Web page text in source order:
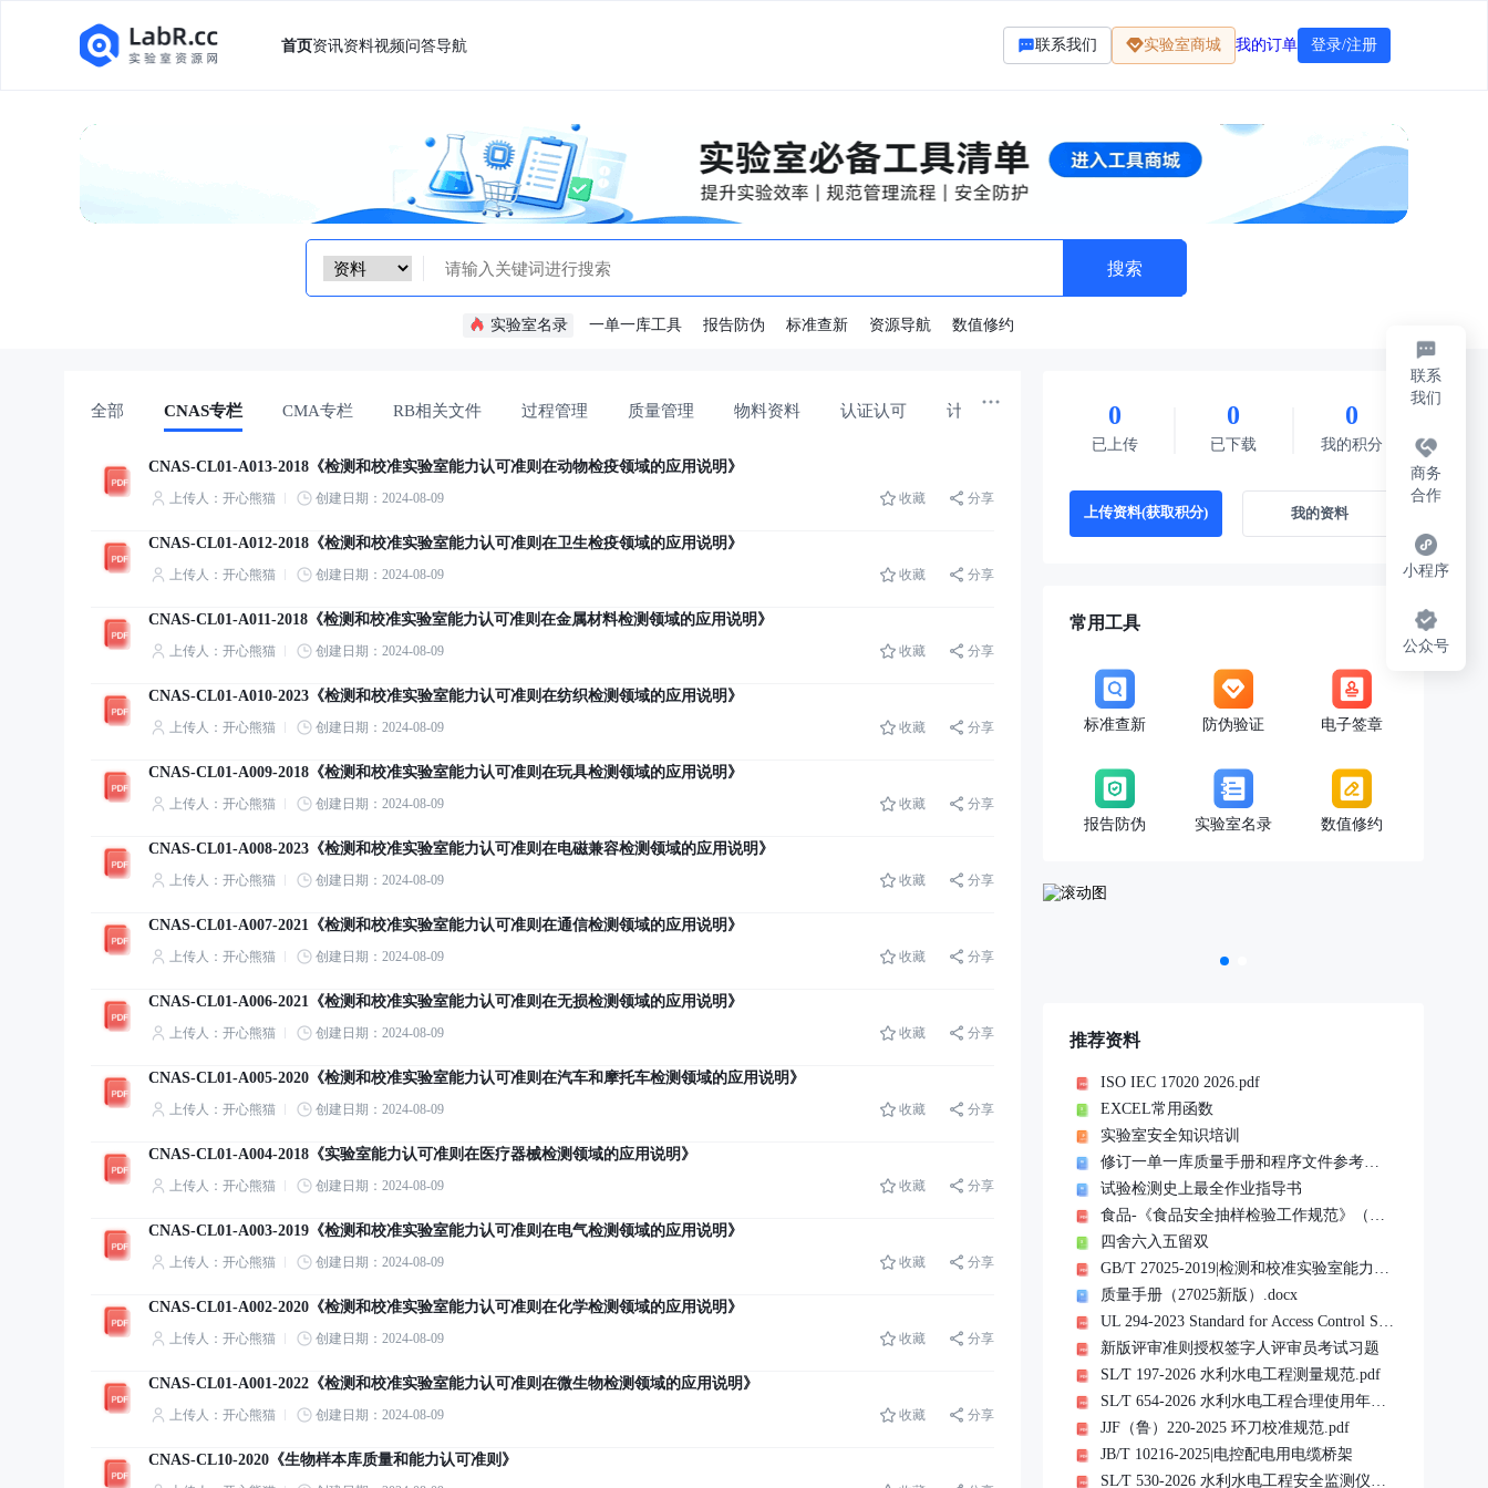
首页资讯资料视频问答导航 联系我们 实验室商城 我的订单 登录/注册
实验室名录 一单一库工具 报告防伪 标准查新 资源导航 数值修约
全部 CNAS专栏 CMA专栏 RB相关文件 过程管理 质量管理 物料资料 认证认可 计量 法律法规 题库资料 每日限免
CNAS-CL01-A013-2018《检测和校准实验室能力认可准则在动物检疫领域的应用说明》
上传人：开心熊猫 创建日期：2024-08-09 收藏 分享
CNAS-CL01-A012-2018《检测和校准实验室能力认可准则在卫生检疫领域的应用说明》
上传人：开心熊猫 创建日期：2024-08-09 收藏 分享
CNAS-CL01-A011-2018《检测和校准实验室能力认可准则在金属材料检测领域的应用说明》
上传人：开心熊猫 创建日期：2024-08-09 收藏 分享
CNAS-CL01-A010-2023《检测和校准实验室能力认可准则在纺织检测领域的应用说明》
上传人：开心熊猫 创建日期：2024-08-09 收藏 分享
CNAS-CL01-A009-2018《检测和校准实验室能力认可准则在玩具检测领域的应用说明》
上传人：开心熊猫 创建日期：2024-08-09 收藏 分享
CNAS-CL01-A008-2023《检测和校准实验室能力认可准则在电磁兼容检测领域的应用说明》
上传人：开心熊猫 创建日期：2024-08-09 收藏 分享
CNAS-CL01-A007-2021《检测和校准实验室能力认可准则在通信检测领域的应用说明》
上传人：开心熊猫 创建日期：2024-08-09 收藏 分享
CNAS-CL01-A006-2021《检测和校准实验室能力认可准则在无损检测领域的应用说明》
上传人：开心熊猫 创建日期：2024-08-09 收藏 分享
CNAS-CL01-A005-2020《检测和校准实验室能力认可准则在汽车和摩托车检测领域的应用说明》
上传人：开心熊猫 创建日期：2024-08-09 收藏 分享
CNAS-CL01-A004-2018《实验室能力认可准则在医疗器械检测领域的应用说明》
上传人：开心熊猫 创建日期：2024-08-09 收藏 分享
CNAS-CL01-A003-2019《检测和校准实验室能力认可准则在电气检测领域的应用说明》
上传人：开心熊猫 创建日期：2024-08-09 收藏 分享
CNAS-CL01-A002-2020《检测和校准实验室能力认可准则在化学检测领域的应用说明》
上传人：开心熊猫 创建日期：2024-08-09 收藏 分享
CNAS-CL01-A001-2022《检测和校准实验室能力认可准则在微生物检测领域的应用说明》
上传人：开心熊猫 创建日期：2024-08-09 收藏 分享
CNAS-CL10-2020《生物样本库质量和能力认可准则》
0
已上传
0
已下载
0
我的积分
上传资料(获取积分) 我的资料
常用工具
标准查新 防伪验证 电子签章
报告防伪 实验室名录 数值修约
推荐资料
ISO IEC 17020 2026.pdf
EXCEL常用函数
实验室安全知识培训
修订一单一库质量手册和程序文件参考文件
试验检测史上最全作业指导书
食品-《食品安全抽样检验工作规范》（市监食检发〔2023〕76 号）20240101实施
四舍六入五留双
GB/T 27025-2019|检测和校准实验室能力的通用要求
质量手册（27025新版）.docx
UL 294-2023 Standard for Access Control System Units.pdf
新版评审准则授权签字人评审员考试习题
SL∕T 197-2026 水利水电工程测量规范.pdf
SL∕T 654-2026 水利水电工程合理使用年限及耐久性设计规范.pdf
JJF（鲁）220-2025 环刀校准规范.pdf
JB/T 10216-2025|电控配电用电缆桥架
SL∕T 530-2026 水利水电工程安全监测仪器检验与安装规范(扫描版).pdf
联系
我们
商务
合作
小程序
公众号